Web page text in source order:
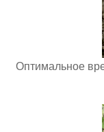
Оптимальное